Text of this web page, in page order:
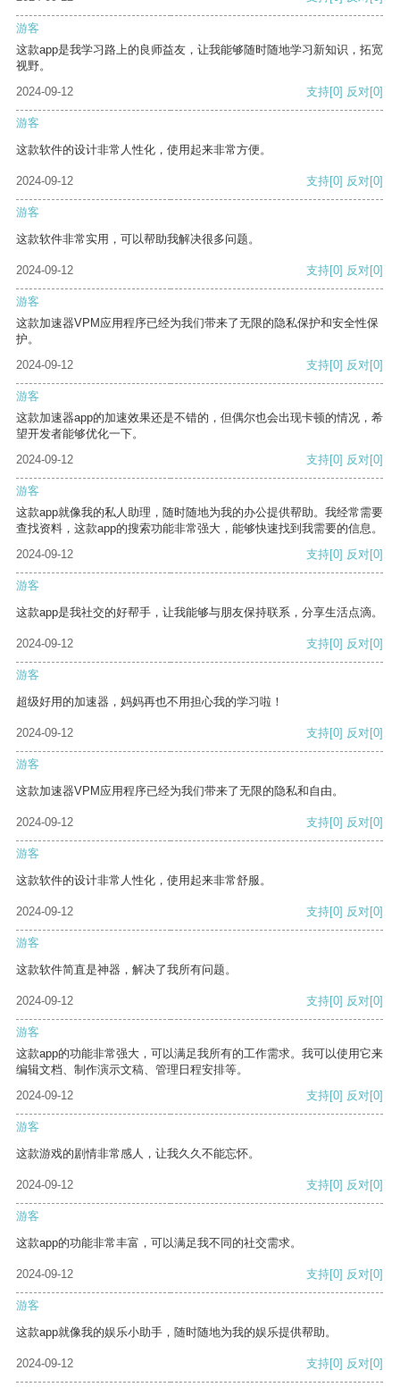
游客
这款app是我学习路上的良师益友，让我能够随时随地学习新知识，拓宽
视野。
2024-09-12
支持[0] 反对[0]
游客
这款软件的设计非常人性化，使用起来非常方便。
2024-09-12 支持[0] 反对[0]
游客
这款软件非常实用，可以帮助我解决很多问题。
2024-09-12 支持[0] 反对[0]
游客
这款加速器VPM应用程序已经为我们带来了无限的隐私保护和安全性保
护。
2024-09-12
支持[0] 反对[0]
游客
这款加速器app的加速效果还是不错的，但偶尔也会出现卡顿的情况，希
望开发者能够优化一下。
2024-09-12
支持[0] 反对[0]
游客
这款app就像我的私人助理，随时随地为我的办公提供帮助。我经常需要
查找资料，这款app的搜索功能非常强大，能够快速找到我需要的信息。
2024-09-12
支持[0] 反对[0]
游客
这款app是我社交的好帮手，让我能够与朋友保持联系，分享生活点滴。
2024-09-12 支持[0] 反对[0]
游客
超级好用的加速器，妈妈再也不用担心我的学习啦！
2024-09-12 支持[0] 反对[0]
游客
这款加速器VPM应用程序已经为我们带来了无限的隐私和自由。
2024-09-12 支持[0] 反对[0]
游客
这款软件的设计非常人性化，使用起来非常舒服。
2024-09-12 支持[0] 反对[0]
游客
这款软件简直是神器，解决了我所有问题。
2024-09-12 支持[0] 反对[0]
游客
这款app的功能非常强大，可以满足我所有的工作需求。我可以使用它来
编辑文档、制作演示文稿、管理日程安排等。
2024-09-12
支持[0] 反对[0]
游客
这款游戏的剧情非常感人，让我久久不能忘怀。
2024-09-12 支持[0] 反对[0]
游客
这款app的功能非常丰富，可以满足我不同的社交需求。
2024-09-12 支持[0] 反对[0]
游客
这款app就像我的娱乐小助手，随时随地为我的娱乐提供帮助。
2024-09-12 支持[0] 反对[0]